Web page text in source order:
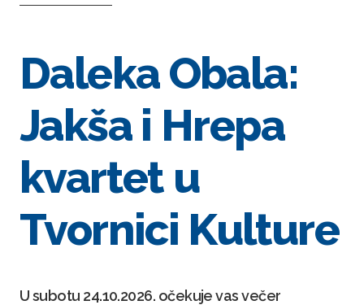
Daleka Obala:
Jakša i Hrepa
kvartet u
Tvornici Kulture
U subotu 24.10.2026. očekuje vas večer